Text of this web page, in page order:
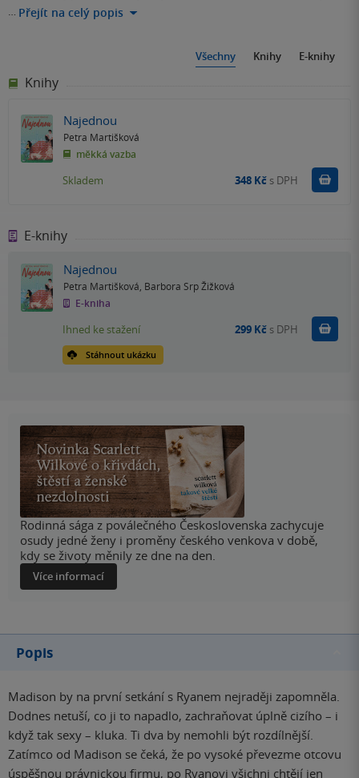
… Přejít na celý popis
Všechny Knihy E-knihy
Knihy
Najednou
Petra Martišková
měkká vazba
Skladem 348 Kč s DPH
E-knihy
Najednou
Petra Martišková Barbora Srp Žižková
E-kniha
Stáhnout ukázku
Ihned ke stažení 299 Kč s DPH Koupit
Rodinná sága z poválečného Československa zachycuje
osudy jedné ženy i proměny českého venkova v době,
kdy se životy měnily ze dne na den.
Více informací
Popis
Madison by na první setkání s Ryanem nejraději zapomněla.
Dodnes netuší, co ji to napadlo, zachraňovat úplně cizího – i
když tak sexy – kluka. Ti dva by nemohli být rozdílnější.
Zatímco od Madison se čeká, že po vysoké převezme otcovu
úspěšnou právnickou firmu, po Ryanovi všichni chtějí jen